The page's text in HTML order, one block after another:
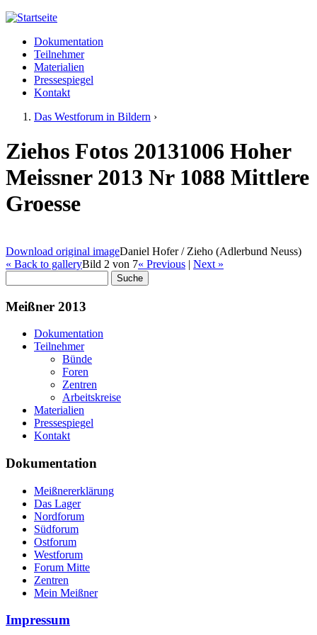
Jump to navigation
Meißner 2013
Hauptmenü
Dokumentation
Teilnehmer
Materialien
Pressespiegel
Kontakt
Das Westforum in Bildern ›
Ziehos Fotos 20131006 Hoher
Meissner 2013 Nr 1088 Mittlere
Groesse
Download original imageDaniel Hofer / Zieho (Adlerbund Neuss)
« Back to galleryBild 2 von 7« Previous | Next »
Meißner 2013
Dokumentation
Teilnehmer
Bünde
Foren
Zentren
Arbeitskreise
Materialien
Pressespiegel
Kontakt
Dokumentation
Meißnererklärung
Das Lager
Nordforum
Südforum
Ostforum
Westforum
Forum Mitte
Zentren
Mein Meißner
Impressum